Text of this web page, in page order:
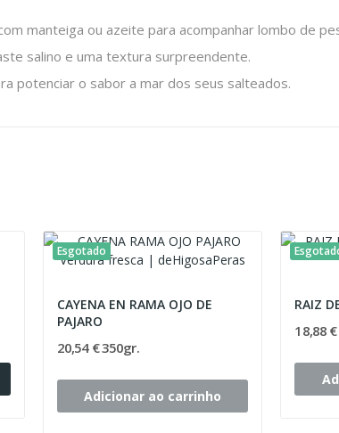
manteiga ou azeite para acompanhar lombo de
salino e uma textura surpreendente.
potenciar o sabor a mar dos seus salteados.
Esgotado
CAYENA EN RAMA OJO DE
PAJARO
20,54 € 350gr.
Adicionar ao carrinho
RAIZ
18,88